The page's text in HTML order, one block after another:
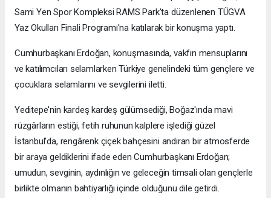
Sami Yen Spor Kompleksi RAMS Park'ta düzenlenen TÜGVA
Yaz Okulları Finali Programı'na katılarak bir konuşma yaptı.
Cumhurbaşkanı Erdoğan, konuşmasında, vakfın mensuplarını
ve katılımcıları selamlarken Türkiye genelindeki tüm gençlere ve
çocuklara selamlarını ve sevgilerini iletti.
Yeditepe'nin kardeş kardeş gülümsediği, Boğaz'ında mavi
rüzgârların estiği, fetih ruhunun kalplere işlediği güzel
İstanbul'da, rengârenk çiçek bahçesini andıran bir atmosferde
bir araya geldiklerini ifade eden Cumhurbaşkanı Erdoğan;
umudun, sevginin, aydınlığın ve geleceğin timsali olan gençlerle
birlikte olmanın bahtiyarlığı içinde olduğunu dile getirdi.